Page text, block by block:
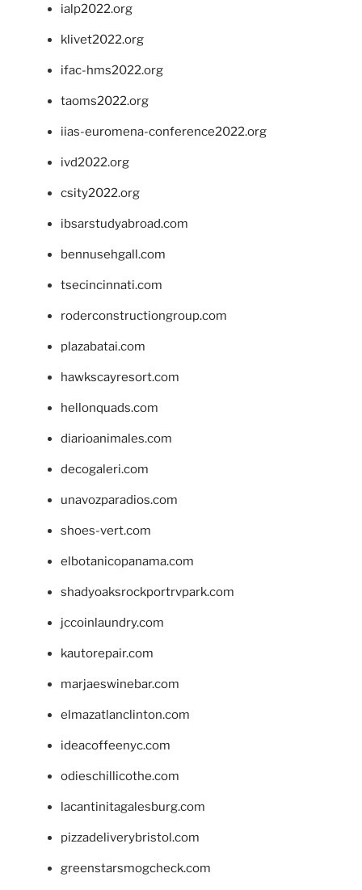
ialp2022.org
klivet2022.org
ifac-hms2022.org
taoms2022.org
iias-euromena-conference2022.org
ivd2022.org
csity2022.org
ibsarstudyabroad.com
bennusehgall.com
tsecincinnati.com
roderconstructiongroup.com
plazabatai.com
hawkscayresort.com
hellonquads.com
diarioanimales.com
decogaleri.com
unavozparadios.com
shoes-vert.com
elbotanicopanama.com
shadyoaksrockportrvpark.com
jccoinlaundry.com
kautorepair.com
marjaeswinebar.com
elmazatlanclinton.com
ideacoffeenyc.com
odieschillicothe.com
lacantinitagalesburg.com
pizzadeliverybristol.com
greenstarsmogcheck.com